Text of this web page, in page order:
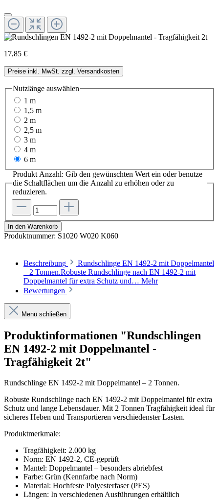
17,85 €
Preise inkl. MwSt. zzgl. Versandkosten
Nutzlänge auswählen
1 m
1,5 m
2 m
2,5 m
3 m
4 m
6 m
Produkt Anzahl: Gib den gewünschten Wert ein oder benutze
die Schaltflächen um die Anzahl zu erhöhen oder zu
reduzieren.
In den Warenkorb
Produktnummer: S1020 W020 K060
Beschreibung
Rundschlinge EN 1492-2 mit Doppelmantel
– 2 Tonnen.Robuste Rundschlinge nach EN 1492-2 mit
Doppelmantel für extra Schutz und… Mehr
Bewertungen
Menü schließen
Produktinformationen "Rundschlingen
EN 1492-2 mit Doppelmantel -
Tragfähigkeit 2t"
Rundschlinge EN 1492-2 mit Doppelmantel – 2 Tonnen.
Robuste Rundschlinge nach EN 1492-2 mit Doppelmantel für extra
Schutz und lange Lebensdauer. Mit 2 Tonnen Tragfähigkeit ideal für
sicheres Heben und Transportieren verschiedenster Lasten.
Produktmerkmale:
Tragfähigkeit: 2.000 kg
Norm: EN 1492-2, CE-geprüft
Mantel: Doppelmantel – besonders abriebfest
Farbe: Grün (Kennfarbe nach Norm)
Material: Hochfeste Polyesterfaser (PES)
Längen: In verschiedenen Ausführungen erhältlich